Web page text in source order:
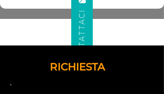
CONTATTACI
RICHIESTA